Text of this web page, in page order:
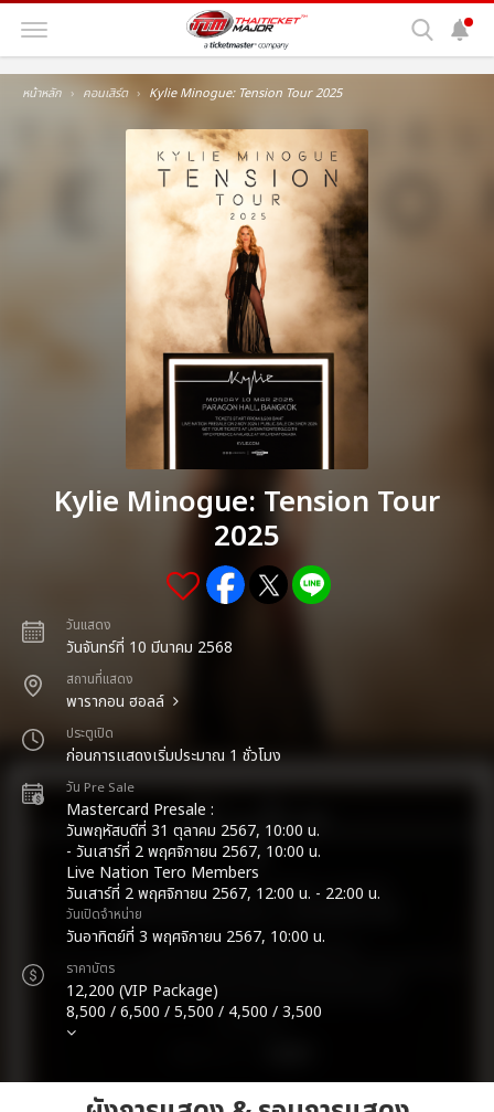
หน้าหลัก คอนเสิร์ต Kylie Minogue: Tension Tour 2025
Kylie Minogue: Tension Tour
2025
วันแสดง
วันจันทร์ที่ 10 มีนาคม 2568
สถานที่แสดง
พารากอน ฮอลล์
ประตูเปิด
ก่อนการแสดงเริ่มประมาณ 1 ชั่วโมง
วัน Pre Sale
Mastercard Presale :
วันพฤหัสบดีที่ 31 ตุลาคม 2567, 10:00 น.
- วันเสาร์ที่ 2 พฤศจิกายน 2567, 10:00 น.
Live Nation Tero Members
วันเสาร์ที่ 2 พฤศจิกายน 2567, 12:00 น. - 22:00 น.
วันเปิดจำหน่าย
วันอาทิตย์ที่ 3 พฤศจิกายน 2567, 10:00 น.
ราคาบัตร
12,200 (VIP Package)
8,500 / 6,500 / 5,500 / 4,500 / 3,500